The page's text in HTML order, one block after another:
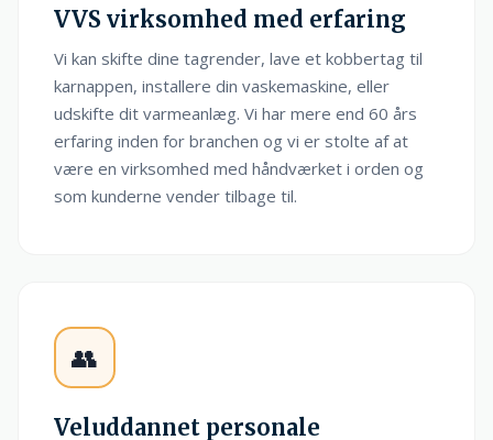
VVS virksomhed med erfaring
Vi kan skifte dine tagrender, lave et kobbertag til
karnappen, installere din vaskemaskine, eller
udskifte dit varmeanlæg. Vi har mere end 60 års
erfaring inden for branchen og vi er stolte af at
være en virksomhed med håndværket i orden og
som kunderne vender tilbage til.
👥
Veluddannet personale